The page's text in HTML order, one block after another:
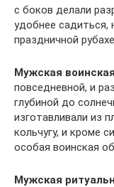
с боков делали
удобнее садиться,
праздничной
Мужская
повседневной, и
глубиной до
изготавливали из
кольчугу, и кроме
особая воинская
Мужская